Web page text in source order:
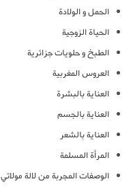
الحمل و الولادة
الحياة الزوجية
الطبخ و حلويات جزائرية
العروس المغربية
العناية بالبشرة
العناية بالجسم
العناية بالشعر
المرأة المسلمة
الوصفات المجربة من لالة مولاتي